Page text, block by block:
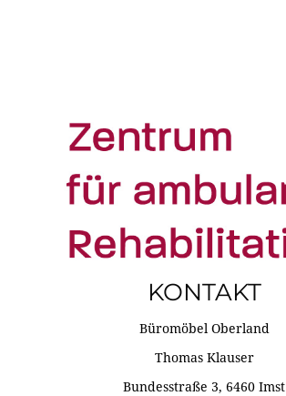
KONTAKT
Büromöbel Oberland
Thomas Klauser
Bundesstraße 3, 6460 Imst